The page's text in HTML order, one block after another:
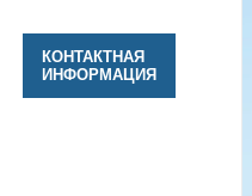
КОНТАКТНАЯ
ИНФОРМАЦИЯ